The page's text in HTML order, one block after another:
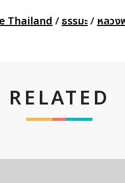
Thailand/ธรรมะ/หลวง
RELATED